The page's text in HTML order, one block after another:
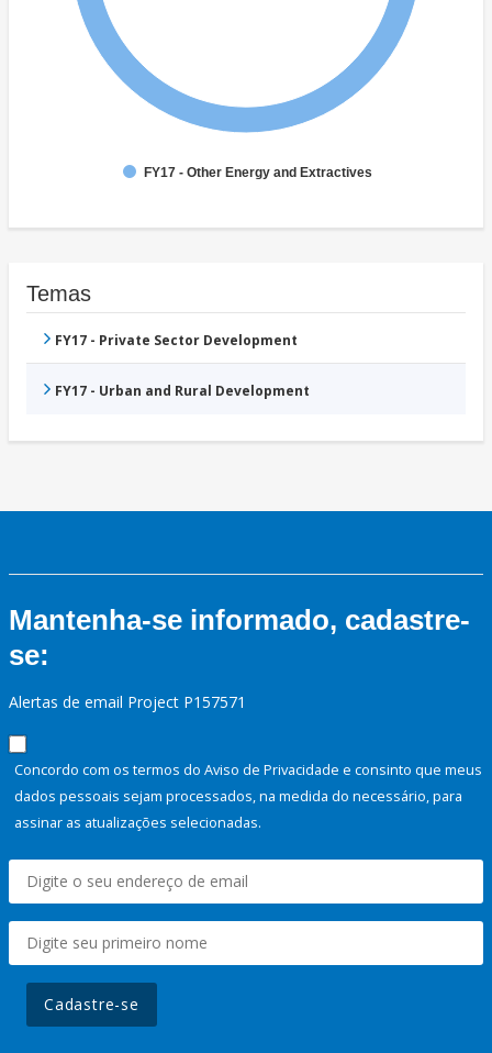
FY17 - Other Energy and Extractives
Temas
FY17 - Private Sector Development
FY17 - Urban and Rural Development
Mantenha-se informado, cadastre-
se:
Alertas de email Project P157571
Concordo com os termos do Aviso de Privacidade e consinto que meus
dados pessoais sejam processados, na medida do necessário, para
assinar as atualizações selecionadas.
Cadastre-se